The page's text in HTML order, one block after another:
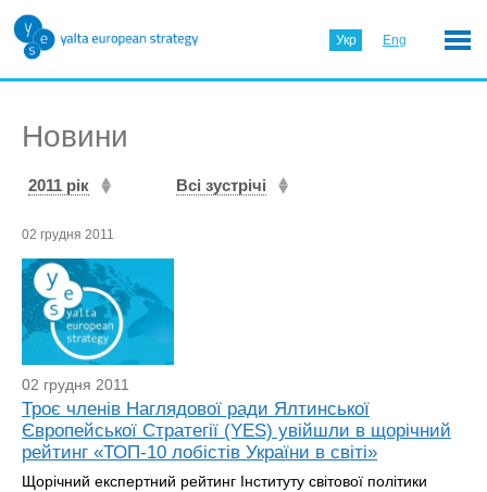
Укр Eng
Новини
2011 рік Всі зустрічі
02 грудня 2011
02 грудня 2011
Троє членів Наглядової ради Ялтинської
Європейської Стратегії (YES) увійшли в щорічний
рейтинг «ТОП-10 лобістів України в світі»
Щорічний експертний рейтинг Інституту світової політики